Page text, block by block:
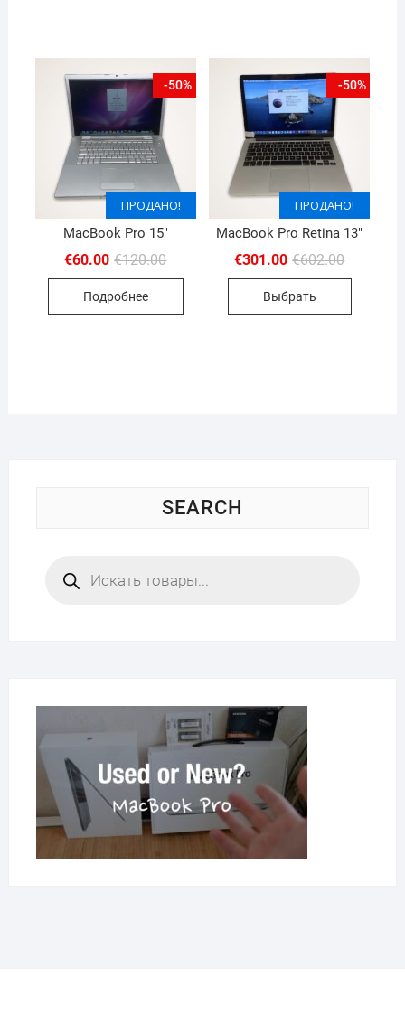
-50%
ПРОДАНО!
ПРОДАНО!
MacBook Pro 15″
€120.00Первоначальная
€60.00
Текущая
Подробнее
-50%
ПРОДАНО!
ПРОДАНО!
MacBook Pro Retina 13″
€602.00
€301.00
Текущая
Выбрать
SEARCH
товаров